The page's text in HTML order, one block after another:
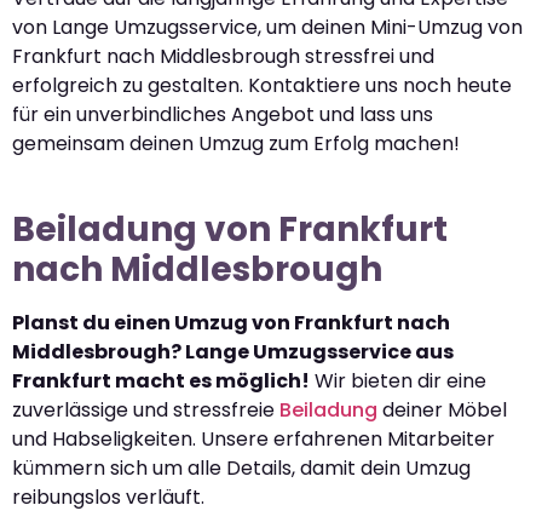
von Lange Umzugsservice, um deinen Mini-Umzug von
Frankfurt nach Middlesbrough stressfrei und
erfolgreich zu gestalten. Kontaktiere uns noch heute
für ein unverbindliches Angebot und lass uns
gemeinsam deinen Umzug zum Erfolg machen!
Beiladung von Frankfurt
nach Middlesbrough
Planst du einen Umzug von Frankfurt nach
Middlesbrough? Lange Umzugsservice aus
Frankfurt macht es möglich! Wir bieten dir eine
zuverlässige und stressfreie Beiladung deiner Möbel
und Habseligkeiten. Unsere erfahrenen Mitarbeiter
kümmern sich um alle Details, damit dein Umzug
reibungslos verläuft.